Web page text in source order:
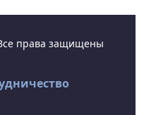
права защищены